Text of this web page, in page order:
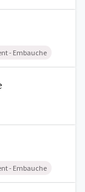
- Embauche
- Embauche